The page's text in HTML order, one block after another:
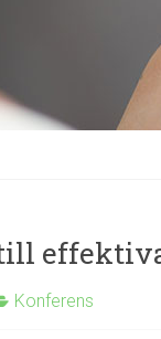
Konferens